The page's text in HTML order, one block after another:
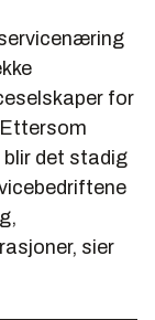
for
blir det stadig
sier